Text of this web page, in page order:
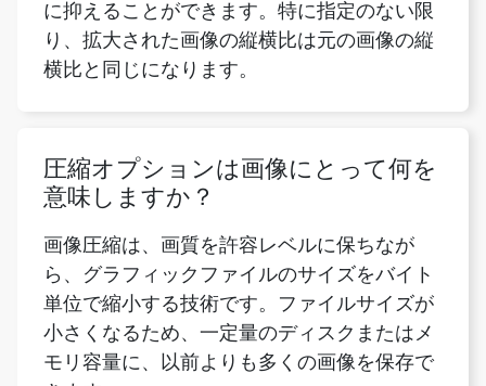
圧縮オプションは画像にとって何を
画像圧縮は、画質を許容レベルに保ちなが
ら、グラフィックファイルのサイズをバイト
単位で縮小する技術です。ファイルサイズが
小さくなるため、一定量のディスクまたはメ
モリ容量に、以前よりも多くの画像を保存で
きます。